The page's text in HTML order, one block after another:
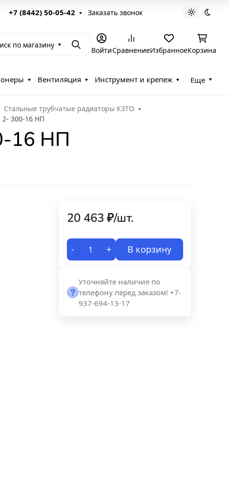
+7 (8442) 50-05-42 Заказать звонок Светлая
по магазину ПоискВойтиСравнениеИзбранноеКорзина
Вентиляция Инструмент и крепеж Еще
Стальные трубчатые радиаторы КЗТО
2- 300-16 НП
16 НП
20 463 ₽/шт.
- + В корзину
Уточняйте наличие по
телефону перед заказом! +7-
937-694-13-17